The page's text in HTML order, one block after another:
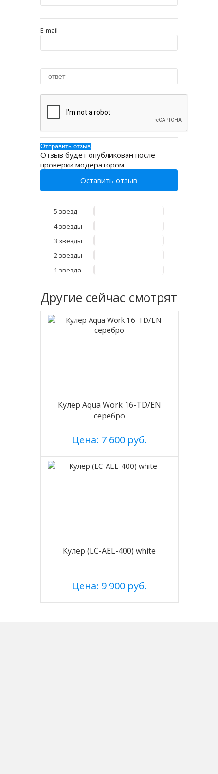
E-mail
Отзыв будет опубликован после
проверки модератором
Оставить отзыв
5 звезд
4 звезды
3 звезды
2 звезды
1 звезда
Другие сейчас смотрят
Кулер Aqua Work 16-TD/EN
серебро
Цена: 7 600 руб.
Кулер (LC-AEL-400) white
Цена: 9 900 руб.